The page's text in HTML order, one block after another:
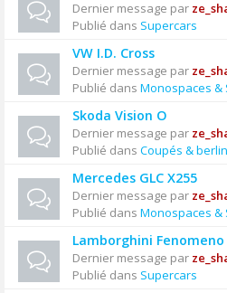
Dernier message par
Publié dans Supercars
VW I.D. Cross
Dernier message par
Publié dans Monospaces &
Skoda Vision O
Dernier message par
Publié dans Coupés &
Mercedes GLC X255
Dernier message par
Publié dans Monospaces &
Lamborghini Fenomeno
Dernier message par
Publié dans Supercars